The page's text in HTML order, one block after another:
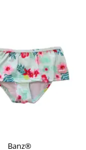
Banz®